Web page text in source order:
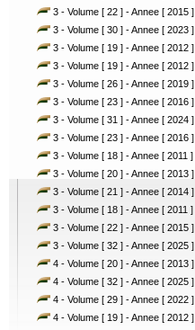
3 - Volume [ 22 ] - Annee [ 2015 ]
3 - Volume [ 30 ] - Annee [ 2023 ]
3 - Volume [ 19 ] - Annee [ 2012 ]
3 - Volume [ 19 ] - Annee [ 2012 ]
3 - Volume [ 26 ] - Annee [ 2019 ]
3 - Volume [ 23 ] - Annee [ 2016 ]
3 - Volume [ 31 ] - Annee [ 2024 ]
3 - Volume [ 23 ] - Annee [ 2016 ]
3 - Volume [ 18 ] - Annee [ 2011 ]
3 - Volume [ 20 ] - Annee [ 2013 ]
3 - Volume [ 21 ] - Annee [ 2014 ]
3 - Volume [ 18 ] - Annee [ 2011 ]
3 - Volume [ 22 ] - Annee [ 2015 ]
3 - Volume [ 32 ] - Annee [ 2025 ]
4 - Volume [ 20 ] - Annee [ 2013 ]
4 - Volume [ 32 ] - Annee [ 2025 ]
4 - Volume [ 29 ] - Annee [ 2022 ]
4 - Volume [ 19 ] - Annee [ 2012 ]